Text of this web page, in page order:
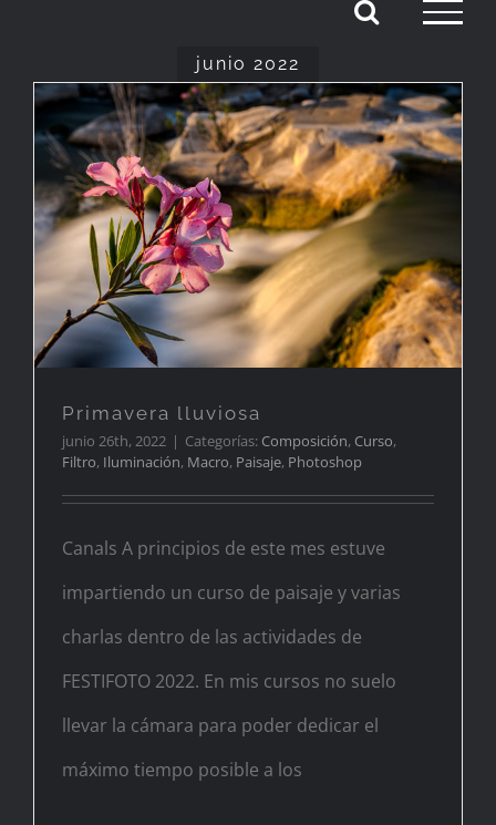
contenido
junio 2022
Primavera lluviosa
Primavera lluviosa
junio 26th, 2022 | Categorías: Composición, Curso,
Filtro, Iluminación, Macro, Paisaje, Photoshop
Canals A principios de este mes estuve
impartiendo un curso de paisaje y varias
charlas dentro de las actividades de
FESTIFOTO 2022. En mis cursos no suelo
llevar la cámara para poder dedicar el
máximo tiempo posible a los